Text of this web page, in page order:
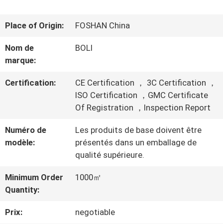
PRODUITS
VIDÉOS
DE
Place of Origin: FOSHAN China
Nom de
marque:
BOLI
Certification:
CE Certification ， 3C Certification ，
ISO Certification ，GMC Certificate
Of Registration ，Inspection Report
Numéro de
modèle:
Les produits de base doivent être
présentés dans un emballage de
qualité supérieure.
Minimum Order
Quantity:
1000㎡
Prix: negotiable